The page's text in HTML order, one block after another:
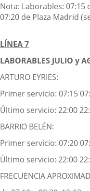
Nota: Laborables: 07:15
07:20 de Plaza Madrid
LÍNEA 7
LABORABLES JULIO y
ARTURO EYRIES:
Primer servicio: 07:15
Último servicio: 22:00
BARRIO BELÉN:
Primer servicio: 07:20
Último servicio: 22:00
FRECUENCIA